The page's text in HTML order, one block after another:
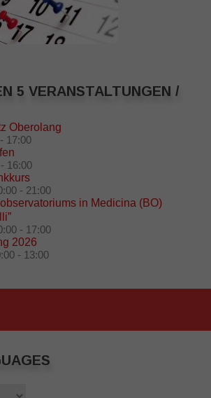
5 VERANSTALTUNGEN /
Oberolang
- 17:00
- 16:00
- 21:00
in Medicina (BO)
- 17:00
2026
- 13:00